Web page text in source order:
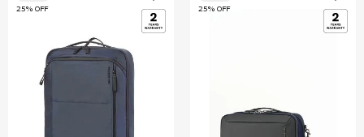
25% OFF 25% OFF